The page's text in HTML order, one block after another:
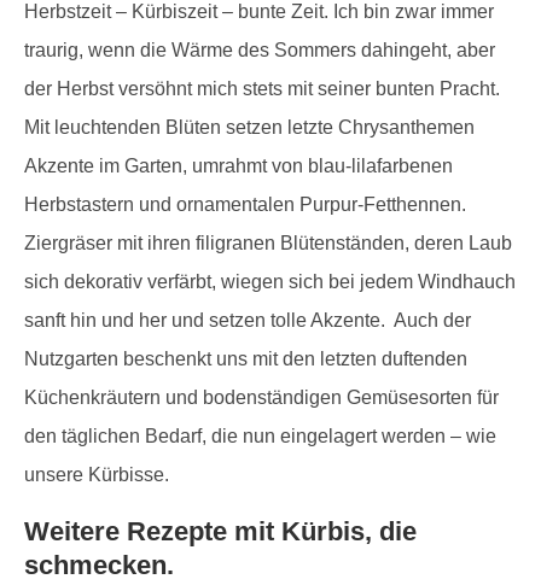
Herbstzeit – Kürbiszeit – bunte Zeit. Ich bin zwar immer
traurig, wenn die Wärme des Sommers dahingeht, aber
der Herbst versöhnt mich stets mit seiner bunten Pracht.
Mit leuchtenden Blüten setzen letzte Chrysanthemen
Akzente im Garten, umrahmt von blau-lilafarbenen
Herbstastern und ornamentalen Purpur-Fetthennen.
Ziergräser mit ihren filigranen Blütenständen, deren Laub
sich dekorativ verfärbt, wiegen sich bei jedem Windhauch
sanft hin und her und setzen tolle Akzente. Auch der
Nutzgarten beschenkt uns mit den letzten duftenden
Küchenkräutern und bodenständigen Gemüsesorten für
den täglichen Bedarf, die nun eingelagert werden – wie
unsere Kürbisse.
Weitere Rezepte mit Kürbis, die
schmecken.